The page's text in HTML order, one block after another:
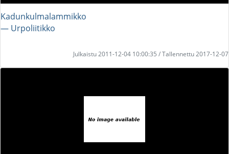
Kadunkulmalammikko
― Urpoliitikko
Julkaistu 2011-12-04 10:00:35 / Tallennettu 2017-12-07